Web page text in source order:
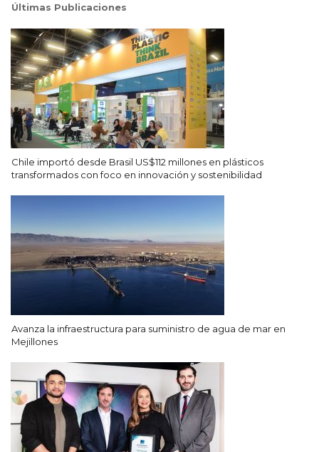
Últimas Publicaciones
Chile importó desde Brasil US$112 millones en plásticos
transformados con foco en innovación y sostenibilidad
Avanza la infraestructura para suministro de agua de mar en
Mejillones